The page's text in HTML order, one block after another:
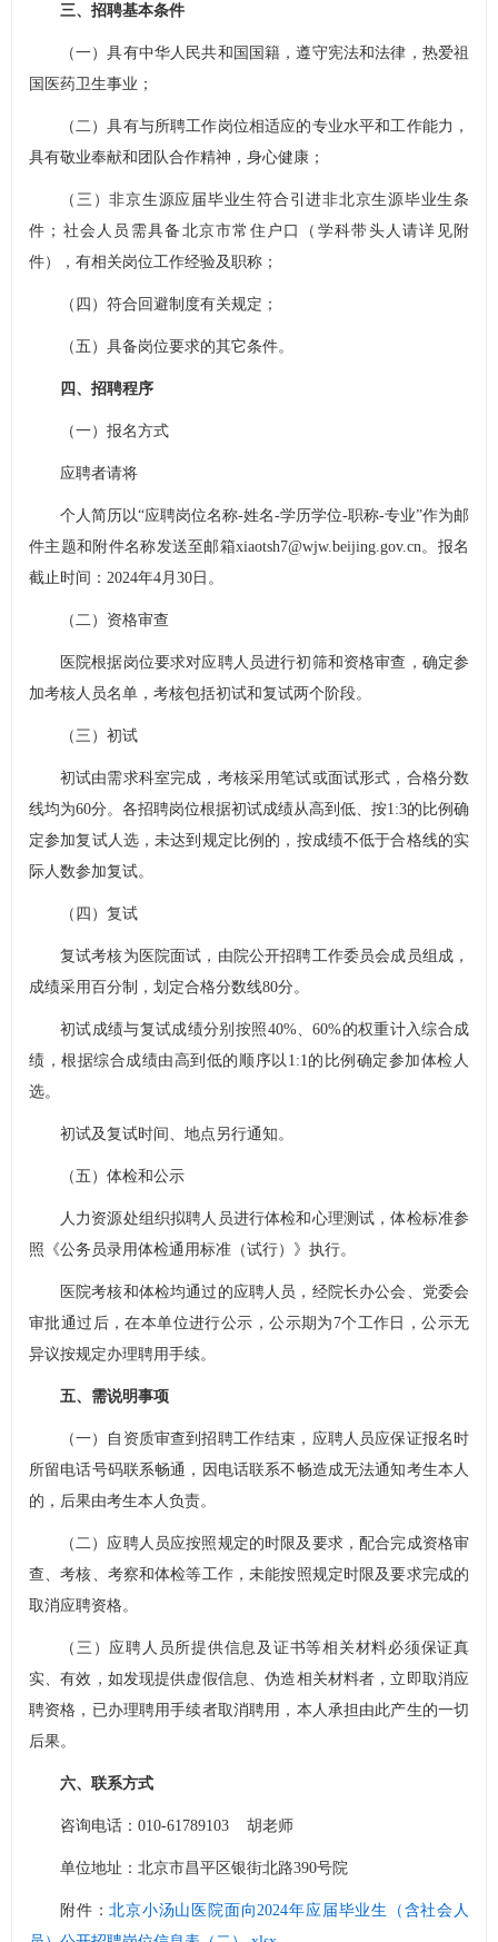
三、招聘基本条件
（一）具有中华人民共和国国籍，遵守宪法和法律，热爱祖
国医药卫生事业；
（二）具有与所聘工作岗位相适应的专业水平和工作能力，
具有敬业奉献和团队合作精神，身心健康；
（三）非京生源应届毕业生符合引进非北京生源毕业生条
件；社会人员需具备北京市常住户口（学科带头人请详见附
件），有相关岗位工作经验及职称；
（四）符合回避制度有关规定；
（五）具备岗位要求的其它条件。
四、招聘程序
（一）报名方式
应聘者请将
个人简历以“应聘岗位名称-姓名-学历学位-职称-专业”作为邮
件主题和附件名称发送至邮箱xiaotsh7@wjw.beijing.gov.cn。报名
截止时间：2024年4月30日。
（二）资格审查
医院根据岗位要求对应聘人员进行初筛和资格审查，确定参
加考核人员名单，考核包括初试和复试两个阶段。
（三）初试
初试由需求科室完成，考核采用笔试或面试形式，合格分数
线均为60分。各招聘岗位根据初试成绩从高到低、按1:3的比例确
定参加复试人选，未达到规定比例的，按成绩不低于合格线的实
际人数参加复试。
（四）复试
复试考核为医院面试，由院公开招聘工作委员会成员组成，
成绩采用百分制，划定合格分数线80分。
初试成绩与复试成绩分别按照40%、60%的权重计入综合成
绩，根据综合成绩由高到低的顺序以1:1的比例确定参加体检人
选。
初试及复试时间、地点另行通知。
（五）体检和公示
人力资源处组织拟聘人员进行体检和心理测试，体检标准参
照《公务员录用体检通用标准（试行）》执行。
医院考核和体检均通过的应聘人员，经院长办公会、党委会
审批通过后，在本单位进行公示，公示期为7个工作日，公示无
异议按规定办理聘用手续。
五、需说明事项
（一）自资质审查到招聘工作结束，应聘人员应保证报名时
所留电话号码联系畅通，因电话联系不畅造成无法通知考生本人
的，后果由考生本人负责。
（二）应聘人员应按照规定的时限及要求，配合完成资格审
查、考核、考察和体检等工作，未能按照规定时限及要求完成的
取消应聘资格。
（三）应聘人员所提供信息及证书等相关材料必须保证真
实、有效，如发现提供虚假信息、伪造相关材料者，立即取消应
聘资格，已办理聘用手续者取消聘用，本人承担由此产生的一切
后果。
六、联系方式
咨询电话：010-61789103 胡老师
单位地址：北京市昌平区银街北路390号院
附件：北京小汤山医院面向2024年应届毕业生（含社会人